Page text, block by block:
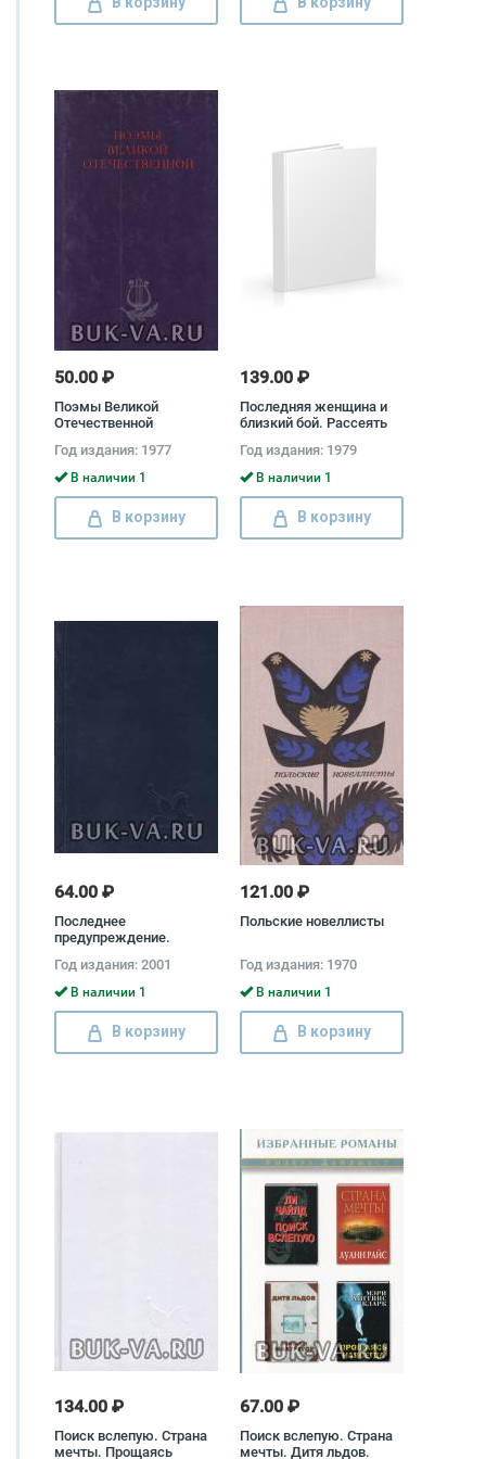
50.00 ₽
Поэмы Великой
Отечественной
Год издания: 1977
В наличии 1
В корзину
139.00 ₽
Последняя женщина и
близкий бой. Рассеять
Рауль Гонсалес де
Каскорро
Год издания: 1979
В наличии 1
В корзину
64.00 ₽
Последнее
предупреждение.
встретимся. Охота на
Барсука Тони
Хиллерман, Линда
Николс
Год издания: 2001
В наличии 1
В корзину
121.00 ₽
Польские новеллисты
Год издания: 1970
В наличии 1
В корзину
134.00 ₽
Поиск вслепую. Страна
мечты. Прощаясь
67.00 ₽
Поиск вслепую. Страна
мечты. Дитя льдов.